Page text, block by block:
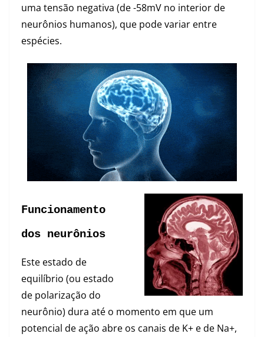
uma tensão negativa (de -58mV no interior de
neurônios humanos), que pode variar entre
espécies.
Funcionamento
dos neurônios
Este estado de
equilíbrio (ou estado
de polarização do
neurônio) dura até o momento em que um
potencial de ação abre os canais de K+ e de Na+,